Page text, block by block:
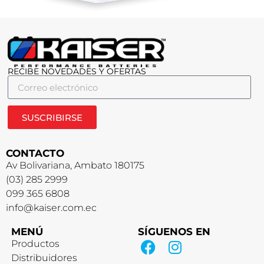
RECIBE NOVEDADES Y OFERTAS
SUSCRIBIRSE
CONTACTO
Av Bolivariana, Ambato 180175
(03) 285 2999
099 365 6808
info@kaiser.com.ec
MENÚ
Productos
Distribuidores
SÍGUENOS EN